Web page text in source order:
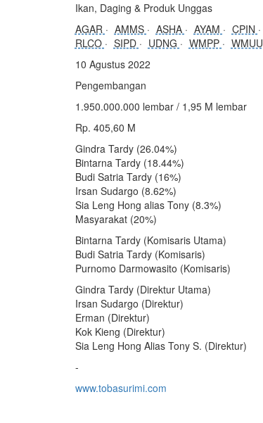
Ikan, Daging & Produk Unggas
AGAR AMMS ASHA AYAM CPIN
RLCO
SIPD UDNG WMPP
WMUU
10 Agustus 2022
Pengembangan
1.950.000.000 lembar / 1,95 M lembar
Rp. 405,60 M
Gindra Tardy (26.04%)
Bintarna Tardy (18.44%)
Budi Satria Tardy (16%)
Irsan Sudargo (8.62%)
Sia Leng Hong alias Tony (8.3%)
Masyarakat (20%)
Bintarna Tardy (Komisaris Utama)
Budi Satria Tardy (Komisaris)
Purnomo Darmowasito (Komisaris)
Gindra Tardy (Direktur Utama)
Irsan Sudargo (Direktur)
Erman (Direktur)
Kok Kieng (Direktur)
Sia Leng Hong Alias Tony S. (Direktur)
-
www.tobasurimi.com